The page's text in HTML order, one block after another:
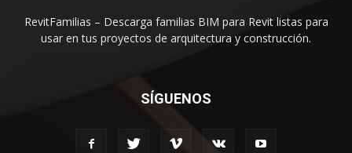
RevitFamilias – Descarga familias BIM para Revit listas para
usar en tus proyectos de arquitectura y construcción.
SÍGUENOS